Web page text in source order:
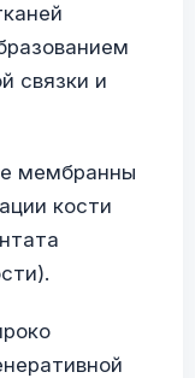
связки и
мембранны
кости